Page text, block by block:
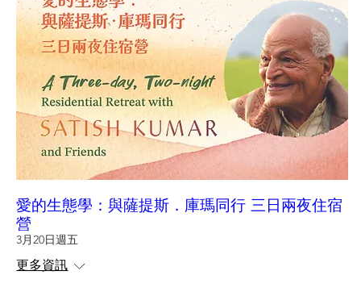
愛的生態學：與薩提斯．庫瑪同行 三日兩夜住宿
營
3月20日週五
更多資訊